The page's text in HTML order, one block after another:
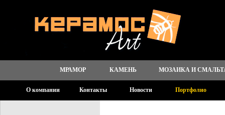
МРАМОР КАМЕНЬ МОЗАИКА И
О компании Контакты Новости Портфолио